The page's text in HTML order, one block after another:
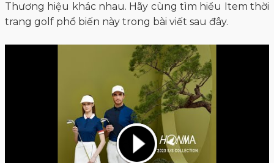
Thương hiệu khác nhau. Hãy cùng tìm hiểu Item thời
trang golf phổ biến này trong bài viết sau đây.